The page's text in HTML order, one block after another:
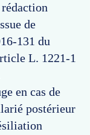
de
131 du
L. 1221-1
en cas de
postérieur